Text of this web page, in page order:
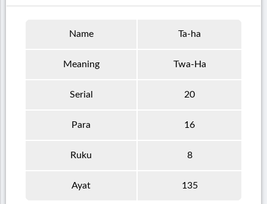
Name Ta-ha
Meaning Twa-Ha
Serial 20
Para 16
Ruku 8
Ayat 135